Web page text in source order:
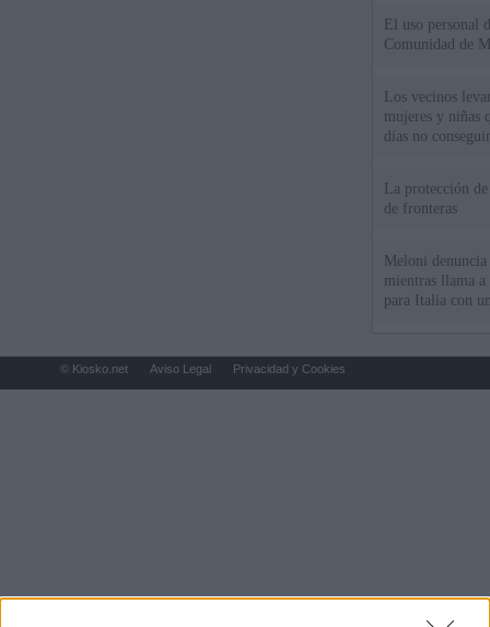
El uso personal
Comunidad de
Los vecinos
mujeres y niñas
días no
La protección
de fronteras
Meloni
mientras llama
para Italia con
© Kiosko.net Aviso Legal Privacidad y Cookies